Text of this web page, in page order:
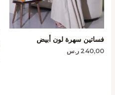
فساتين سهرة لون أبيض
240,00 ر.س